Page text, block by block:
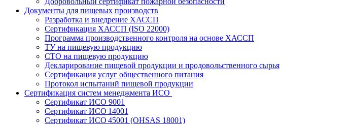
Документы для пищевых производств
Разработка и внедрение ХАССП
Сертификация ХАССП (ISO 22000)
Программа производственного контроля на основе ХАССП
ТУ на пищевую продукцию
СТО на пищевую продукцию
Декларирование пищевой продукции и продовольственного сырья
Сертификация услуг общественного питания
Протокол испытаний пищевой продукции
Сертификация систем менеджмента ИСО
Сертификат ИСО 9001
Сертификат ИСО 14001
Сертификат ИСО 45001 (OHSAS 18001)